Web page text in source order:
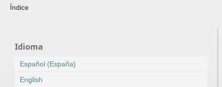
Índice
Idioma
Español (España)
English